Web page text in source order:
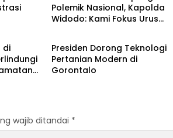
Polemik Nasional, Kapolda
Widodo: Kami Fokus Urus
di
Daerah
‎Presiden Dorong Teknologi
Pertanian Modern di
Gorontalo
wajib ditandai *